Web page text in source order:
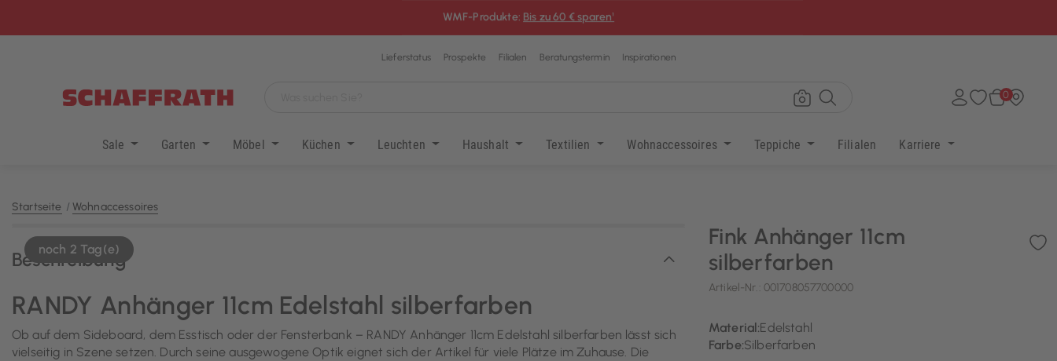
WMF-Produkte: Bis zu 60 € sparen¹
Lieferstatus Prospekte Filialen Beratungstermin Inspirationen
0
Sale Garten Möbel Küchen Leuchten Haushalt Textilien Wohnaccessoires Teppiche Filialen Karriere
Startseite Wohnaccessoires
noch 2 Tag(e)
Beschreibung
RANDY Anhänger 11cm Edelstahl silberfarben
Ob auf dem Sideboard, dem Esstisch oder der Fensterbank – RANDY Anhänger 11cm Edelstahl silberfarben lässt sich
vielseitig in Szene setzen. Durch seine ausgewogene Optik eignet sich der Artikel für viele Plätze im Zuhause. Die
Fink Anhänger 11cm
silberfarben
Artikel-Nr.: 001708057700000
Material:Edelstahl
Farbe:Silberfarben